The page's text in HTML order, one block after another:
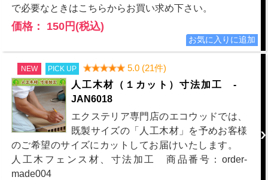
で必要なときはこちらからお買い求め下さい。
価格： 150円(税込)
NEW PICK UP
5.0 (21件)
人工木材（１カット）寸法加工 -
JAN6018
エクステリア専門店のエコウッドでは、
既製サイズの「人工木材」を予めお客様
のご希望のサイズにカットしてお届けいたします。
人工木フェンス材、寸法加工 商品番号：order-
made004